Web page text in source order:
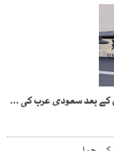
مشرق وسطیٰ میں نیا محاذ، تیل تنصیبات پر حملوں کے بعد سعودی عرب کی عراق پر جوابی کارروائی